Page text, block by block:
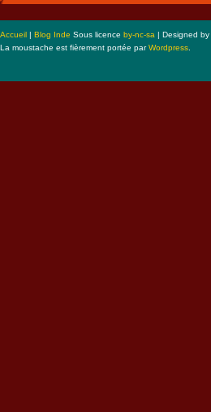
Accueil | Blog Inde Sous licence by-nc-sa | Designed by
La moustache est fièrement portée parWordpress